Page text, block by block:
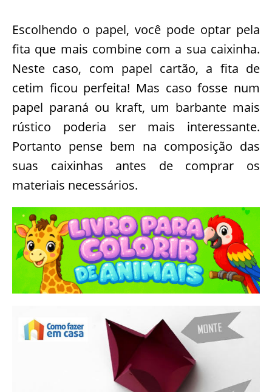
Escolhendo o papel, você pode optar pela
fita que mais combine com a sua caixinha.
Neste caso, com papel cartão, a fita de
cetim ficou perfeita! Mas caso fosse num
papel paraná ou kraft, um barbante mais
rústico poderia ser mais interessante.
Portanto pense bem na composição das
suas caixinhas antes de comprar os
materiais necessários.